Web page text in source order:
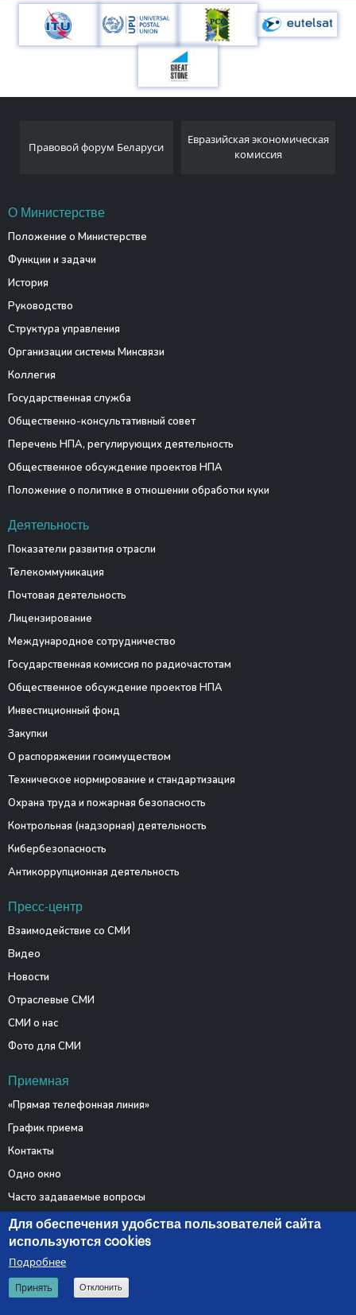
комиссия
статистический комитет
Республики Беларусь
О Министерстве
Положение о Министерстве
Функции и задачи
История
Руководство
Структура управления
Организации системы Минсвязи
Коллегия
Государственная служба
Общественно-консультативный совет
Перечень НПА, регулирующих деятельность
Общественное обсуждение проектов НПА
Положение о политике в отношении обработки куки
Деятельность
Показатели развития отрасли
Телекоммуникация
Почтовая деятельность
Лицензирование
Международное сотрудничество
Государственная комиссия по радиочастотам
Общественное обсуждение проектов НПА
Инвестиционный фонд
Закупки
О распоряжении госимуществом
Техническое нормирование и стандартизация
Охрана труда и пожарная безопасность
Контрольная (надзорная) деятельность
Кибербезопасность
Антикоррупционная деятельность
Пресс-центр
Взаимодействие со СМИ
Видео
Новости
Отраслевые СМИ
СМИ о нас
Фото для СМИ
Приемная
«Прямая телефонная линия»
График приема
Контакты
Одно окно
Часто задаваемые вопросы
Электронные обращения
© 2026 Министерство связи и информатизации Республики
Для обеспечения удобства пользователей сайта
используются cookies
Подробнее
Принять Отклонить